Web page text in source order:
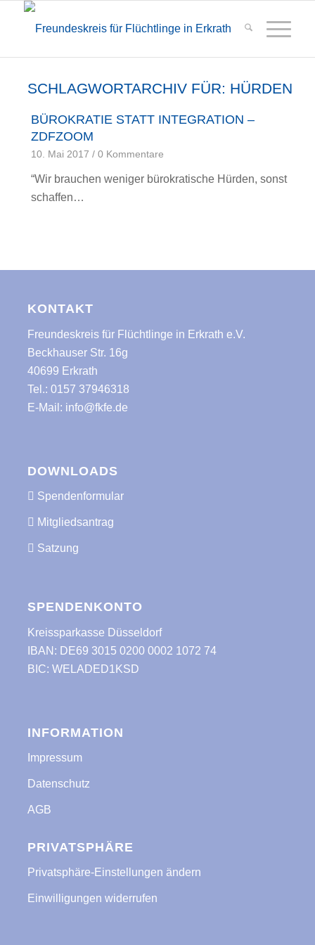
SCHLAGWORTARCHIV FÜR: HÜRDEN
BÜROKRATIE STATT INTEGRATION –
ZDFZOOM
10. Mai 2017 / 0 Kommentare
“Wir brauchen weniger bürokratische Hürden, sonst
schaffen…
KONTAKT
Freundeskreis für Flüchtlinge in Erkrath e.V.
Beckhauser Str. 16g
40699 Erkrath
Tel.: 0157 37946318
E-Mail: info@fkfe.de
DOWNLOADS
Spendenformular
Mitgliedsantrag
Satzung
SPENDENKONTO
Kreissparkasse Düsseldorf
IBAN: DE69 3015 0200 0002 1072 74
BIC: WELADED1KSD
INFORMATION
Impressum
Datenschutz
AGB
PRIVATSPHÄRE
Privatsphäre-Einstellungen ändern
Einwilligungen widerrufen